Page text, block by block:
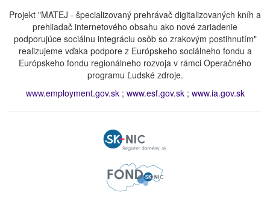
Projekt "MATEJ - špecializovaný prehrávač digitalizovaných kníh a
prehliadač internetového obsahu ako nové zariadenie
podporujúce sociálnu integráciu osôb so zrakovým postihnutím"
realizujeme vďaka podpore z Európskeho sociálneho fondu a
Európskeho fondu regionálneho rozvoja v rámci Operačného
programu Ľudské zdroje.
www.employment.gov.sk; www.esf.gov.sk; www.ia.gov.sk